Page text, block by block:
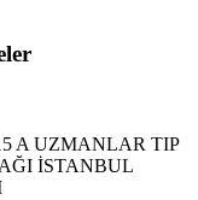
15 A UZMANLAR TIP
İSTANBUL